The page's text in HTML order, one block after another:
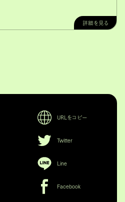
詳細を見る
URLをコピー
Twitter
Line
Facebook